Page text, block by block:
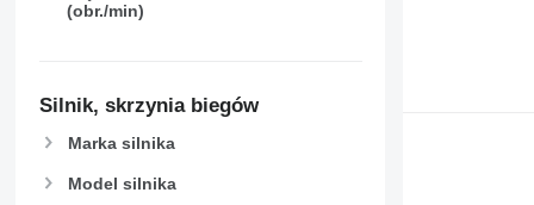
6170
6195 M
6195 R
6210
7716
7720
7722
7726
(obr./min)
Silnik, skrzynia biegów
Marka silnika
Model silnika